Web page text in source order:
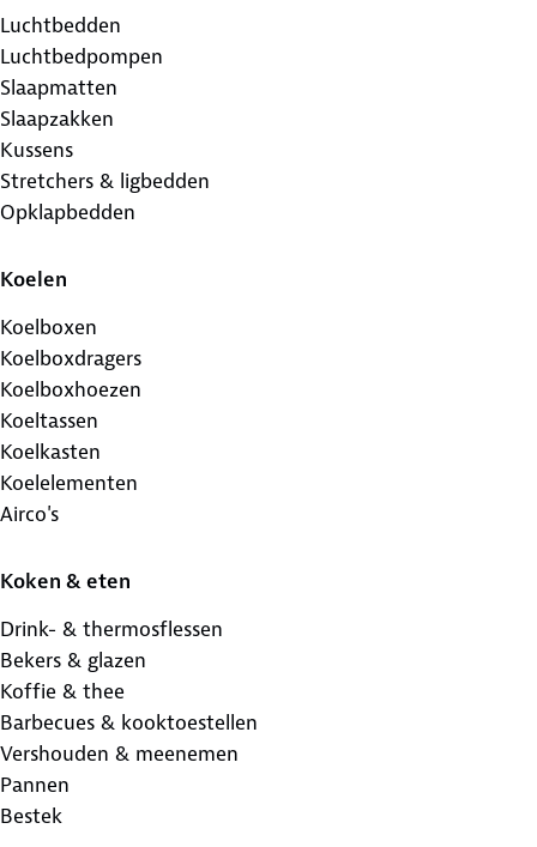
Luchtbedden
Luchtbedpompen
Slaapmatten
Slaapzakken
Kussens
Stretchers & ligbedden
Opklapbedden
Koelen
Koelboxen
Koelboxdragers
Koelboxhoezen
Koeltassen
Koelkasten
Koelelementen
Airco's
Koken & eten
Drink- & thermosflessen
Bekers & glazen
Koffie & thee
Barbecues & kooktoestellen
Vershouden & meenemen
Pannen
Bestek